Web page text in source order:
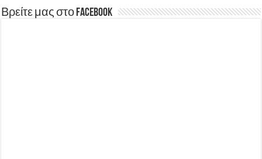
Βρείτε μας στο Facebook